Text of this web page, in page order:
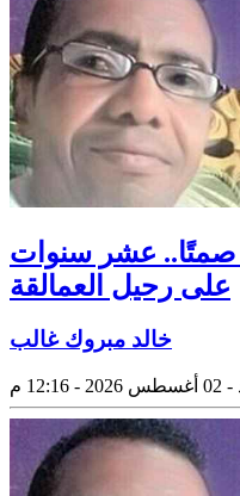
صمتًا.. عشر سنوات
على رحيل العمالقة
خالد مبروك غالب
12:16 م